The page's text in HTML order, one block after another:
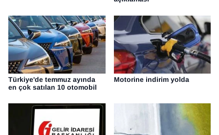
Türkiye'de temmuz ayında
en çok satılan 10 otomobil
Motorine indirim yolda